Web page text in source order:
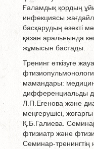
Ғаламдық қордың
инфекциясы
басқарудың өзекті
қазан аралығында
жұмысын бастады.
Тренинг өткізуге
мамандары:
дифференциальды
Л.П.Егенова және
меңгерушісі,
Қ.Б.Галиева.
фтизиатр және
Семинар-тренингтің